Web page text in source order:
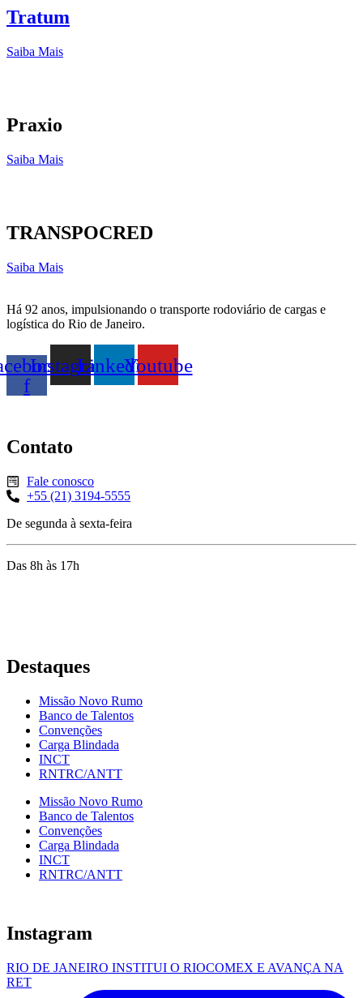
Tratum
Saiba Mais
Praxio
Saiba Mais
TRANSPOCRED
Saiba Mais
Há 92 anos, impulsionando o transporte rodoviário de cargas e
logística do Rio de Janeiro.
f
InstagramLinkedinYoutube
Contato
Fale conosco
+55 (21) 3194-5555
De segunda à sexta-feira
Das 8h às 17h
Destaques
Missão Novo Rumo
Banco de Talentos
Convenções
Carga Blindada
INCT
RNTRC/ANTT
Missão Novo Rumo
Banco de Talentos
Convenções
Carga Blindada
INCT
RNTRC/ANTT
Instagram
RIO DE JANEIRO INSTITUI O RIOCOMEX E AVANÇA NA
RET